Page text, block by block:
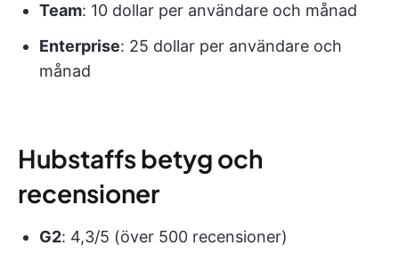
Team: 10 dollar per användare och månad
Enterprise: 25 dollar per användare och
månad
Hubstaffs betyg och
recensioner
G2: 4,3/5 (över 500 recensioner)